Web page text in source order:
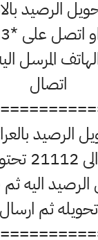
اكتب *222*
اليه
بالعراقنا (
ارسالة رسالة الى 21112
ثم فراغ
ثم ارسال